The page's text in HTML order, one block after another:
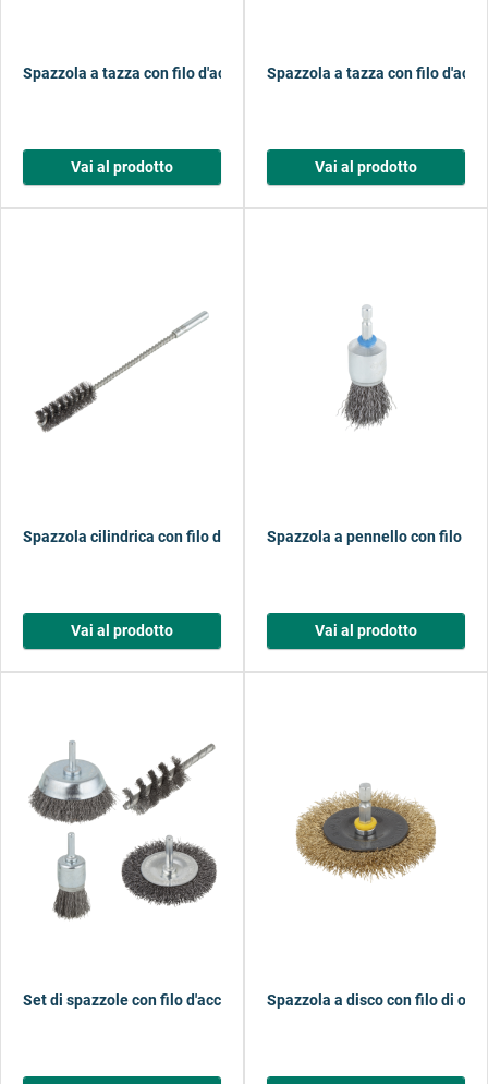
Spazzola a tazza con filo d'acciaio, codolo esagonale
Vai al prodotto
Spazzola a tazza con filo
Vai al prodotto
Spazzola cilindrica con filo d'acciaio
Vai al prodotto
Spazzola a pennello con filo
Vai al prodotto
Set di spazzole con filo d'acciaio, 4 pezziSpazzola a disco con filo di